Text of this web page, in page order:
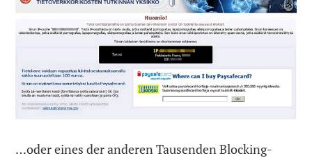
…oder eines der anderen Tausenden Blocking-